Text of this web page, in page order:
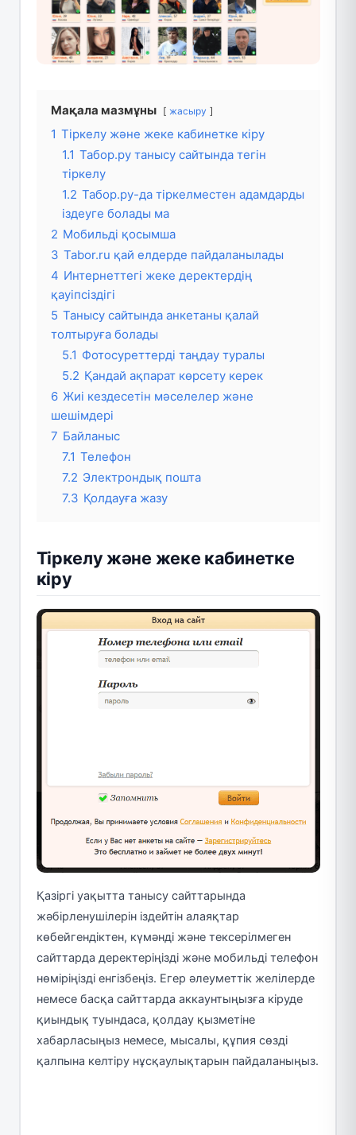
Мақала мазмұны жасыру
1 Тіркелу және жеке кабинетке кіру
1.1 Табор.ру танысу сайтында тегін
тіркелу
1.2 Табор.ру-да тіркелместен адамдарды
іздеуге болады ма
2 Мобильді қосымша
3 Tabor.ru қай елдерде пайдаланылады
4 Интернеттегі жеке деректердің
қауіпсіздігі
5 Танысу сайтында анкетаны қалай
толтыруға болады
5.1 Фотосуреттерді таңдау туралы
5.2 Қандай ақпарат көрсету керек
6 Жиі кездесетін мәселелер және
шешімдері
7 Байланыс
7.1 Телефон
7.2 Электрондық пошта
7.3 Қолдауға жазу
Тіркелу және жеке кабинетке
кіру
Қазіргі уақытта танысу сайттарында
жәбірленушілерін іздейтін алаяқтар
көбейгендіктен, күмәнді және тексерілмеген
сайттарда деректеріңізді және мобильді телефон
нөміріңізді енгізбеңіз. Егер әлеуметтік желілерде
немесе басқа сайттарда аккаунтыңызға кіруде
қиындық туындаса, қолдау қызметіне
хабарласыңыз немесе, мысалы, құпия сөзді
қалпына келтіру нұсқаулықтарын пайдаланыңыз.